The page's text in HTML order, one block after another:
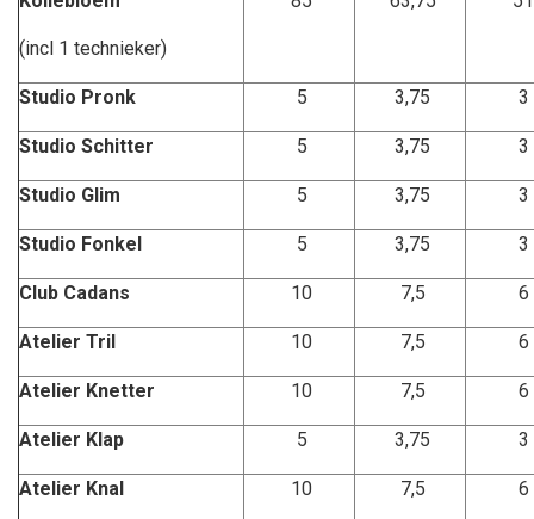
(incl 1 technieker)
Studio Pronk 5 3,75 3
Studio Schitter 5 3,75 3
Studio Glim 5 3,75 3
Studio Fonkel 5 3,75 3
Club Cadans 10 7,5 6
Atelier Tril 10 7,5 6
Atelier Knetter 10 7,5 6
Atelier Klap 5 3,75 3
Atelier Knal 10 7,5 6